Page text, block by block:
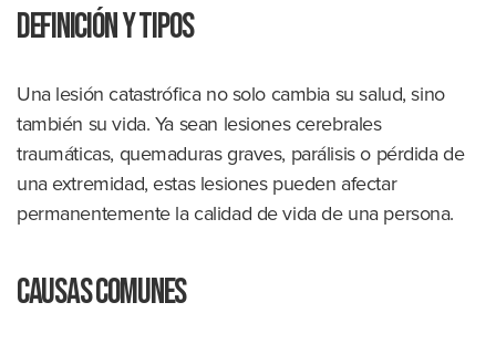
Definición y tipos
Una lesión catastrófica no solo cambia su salud, sino
también su vida. Ya sean lesiones cerebrales
traumáticas, quemaduras graves, parálisis o pérdida de
una extremidad, estas lesiones pueden afectar
permanentemente la calidad de vida de una persona.
Causas comunes